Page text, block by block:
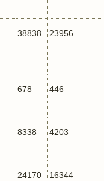
38838 23956
678 446
8338 4203
24170 16344